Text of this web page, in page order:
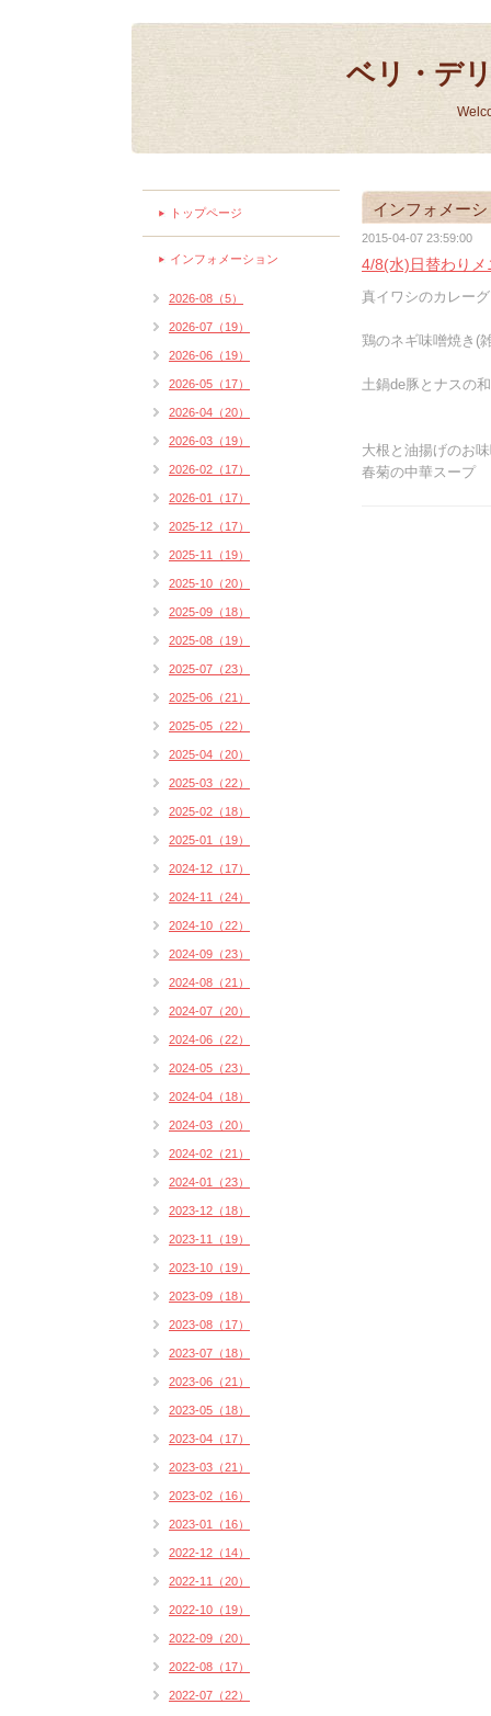
ベリ・デ
インフォメー
2015-04-07 23:59:00
4/8(水)日替わりメ
真イワシのカレー
鶏のネギ味噌焼き(
土鍋de豚とナスの
大根と油揚げのお
春菊の中華スープ
トップページ
インフォメーション
2026-08（5）
2026-07（19）
2026-06（19）
2026-05（17）
2026-04（20）
2026-03（19）
2026-02（17）
2026-01（17）
2025-12（17）
2025-11（19）
2025-10（20）
2025-09（18）
2025-08（19）
2025-07（23）
2025-06（21）
2025-05（22）
2025-04（20）
2025-03（22）
2025-02（18）
2025-01（19）
2024-12（17）
2024-11（24）
2024-10（22）
2024-09（23）
2024-08（21）
2024-07（20）
2024-06（22）
2024-05（23）
2024-04（18）
2024-03（20）
2024-02（21）
2024-01（23）
2023-12（18）
2023-11（19）
2023-10（19）
2023-09（18）
2023-08（17）
2023-07（18）
2023-06（21）
2023-05（18）
2023-04（17）
2023-03（21）
2023-02（16）
2023-01（16）
2022-12（14）
2022-11（20）
2022-10（19）
2022-09（20）
2022-08（17）
2022-07（22）